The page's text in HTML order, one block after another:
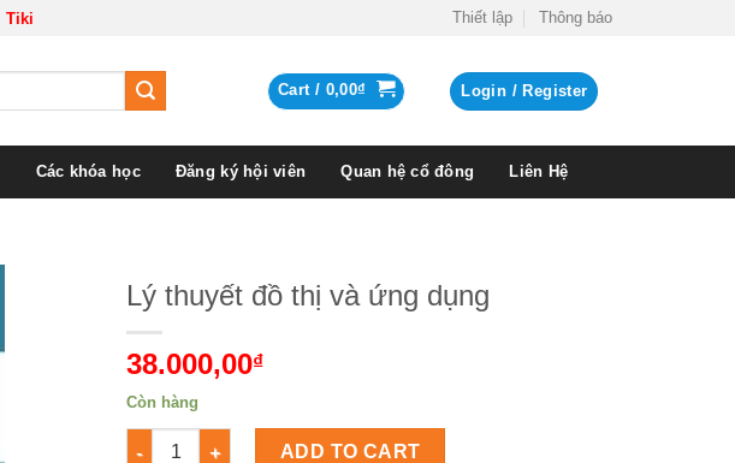
Tiki Thiết lập Thông báo
Cart / 0,00₫ Login / Register
Các khóa học Đăng ký hội viên Quan hệ cổ đông Liên Hệ
Lý thuyết đồ thị và ứng dụng
38.000,00₫
Còn hàng
Lý thuyết đồ thị và ứng dụng Số lượng
ADD TO CART